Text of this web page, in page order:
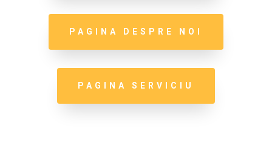
PAGINA DESPRE NOI
PAGINA SERVICIU